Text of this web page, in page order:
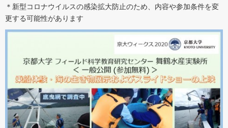
＊新型コロナウイルスの感染拡大防止のため、内容や参加条件を変
更する可能性があります